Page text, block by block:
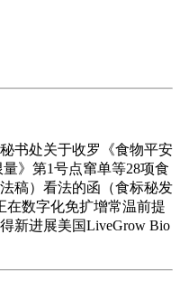
处关于收罗《食物平安
》第1号点窜单等28项食
稿）看法的函（食标秘发
在数字化免扩增常温前提
新进展美国LiveGrow Bio